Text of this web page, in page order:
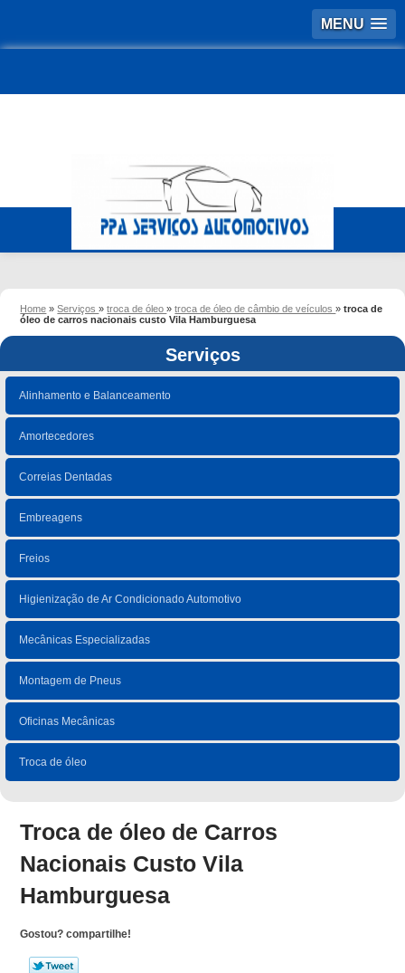
MENU
Home »Serviços»troca de óleo»troca de óleo de câmbio de veículos»troca de
óleo de carros nacionais custo Vila Hamburguesa
Serviços
Alinhamento e Balanceamento
Amortecedores
Correias Dentadas
Embreagens
Freios
Higienização de Ar Condicionado Automotivo
Mecânicas Especializadas
Montagem de Pneus
Oficinas Mecânicas
Troca de óleo
Troca de óleo de Carros
Nacionais Custo Vila
Hamburguesa
Gostou? compartilhe!